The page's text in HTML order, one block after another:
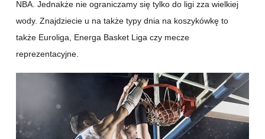
NBA. Jednakże nie ograniczamy się tylko do ligi zza wielkiej
wody. Znajdziecie u na także typy dnia na koszykówkę to
także Euroliga, Energa Basket Liga czy mecze
reprezentacyjne.